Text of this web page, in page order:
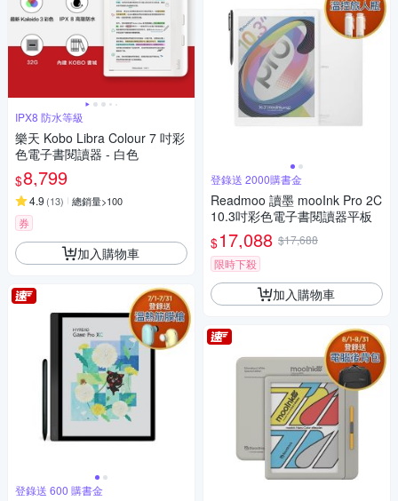
IPX8 防水等級
樂天 Kobo Libra Colour 7 吋彩
色電子書閱讀器 - 白色
$8,799
4.9 (13) 總銷量>100
券
加入購物車
登錄送 600 購書金
登錄送 2000購書金
Readmoo 讀墨 mooInk Pro 2C
10.3吋彩色電子書閱讀器平板
$17,088 $17,688
限時下殺
加入購物車